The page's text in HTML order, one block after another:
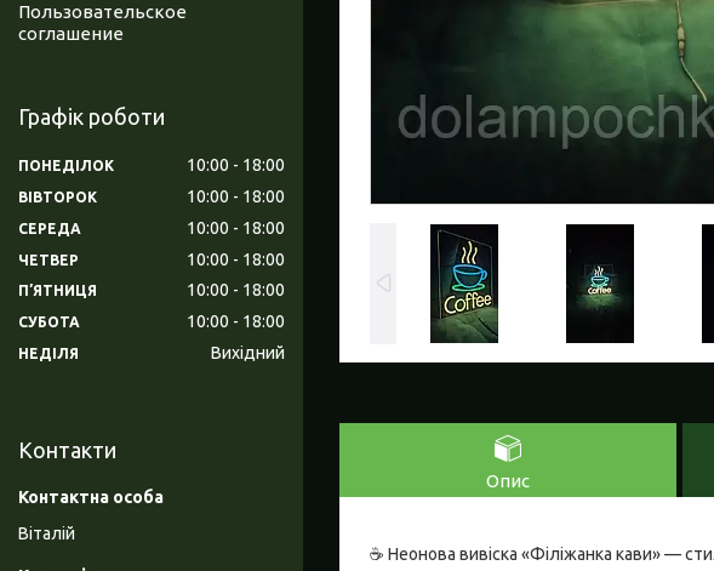
Опис
☕ Неонова вивіска «Філіжанка кави» —
Пользовательское
соглашение
Графік роботи
ПОНЕДІЛОК 10:00 18:00
ВІВТОРОК 10:00 18:00
СЕРЕДА 10:00 18:00
ЧЕТВЕР 10:00 18:00
ПʼЯТНИЦЯ 10:00 18:00
СУБОТА 10:00 18:00
НЕДІЛЯ Вихідний
Контакти
Віталій